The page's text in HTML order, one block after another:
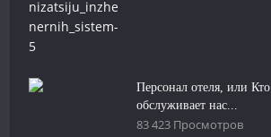
Персонал отеля, или Кто
обслуживает нас...
83 423 Просмотров